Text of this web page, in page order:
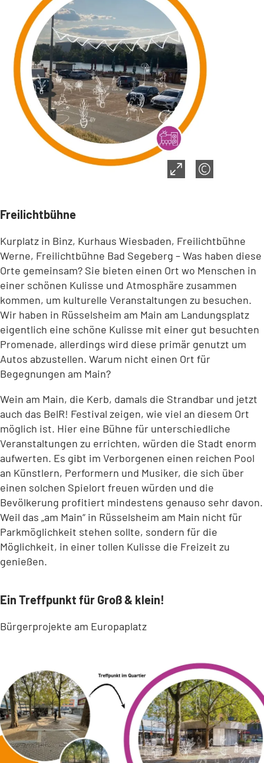
Freilichtbühne
Kurplatz in Binz, Kurhaus Wiesbaden, Freilichtbühne
Werne, Freilichtbühne Bad Segeberg – Was haben diese
Orte gemeinsam? Sie bieten einen Ort wo Menschen in
einer schönen Kulisse und Atmosphäre zusammen
kommen, um kulturelle Veranstaltungen zu besuchen.
Wir haben in Rüsselsheim am Main am Landungsplatz
eigentlich eine schöne Kulisse mit einer gut besuchten
Promenade, allerdings wird diese primär genutzt um
Autos abzustellen. Warum nicht einen Ort für
Begegnungen am Main?
Wein am Main, die Kerb, damals die Strandbar und jetzt
auch das BelR! Festival zeigen, wie viel an diesem Ort
möglich ist. Hier eine Bühne für unterschiedliche
Veranstaltungen zu errichten, würden die Stadt enorm
aufwerten. Es gibt im Verborgenen einen reichen Pool
an Künstlern, Performern und Musiker, die sich über
einen solchen Spielort freuen würden und die
Bevölkerung profitiert mindestens genauso sehr davon.
Weil das „am Main“ in Rüsselsheim am Main nicht für
Parkmöglichkeit stehen sollte, sondern für die
Möglichkeit, in einer tollen Kulisse die Freizeit zu
genießen.
Ein Treffpunkt für Groß & klein!
Bürgerprojekte am Europaplatz